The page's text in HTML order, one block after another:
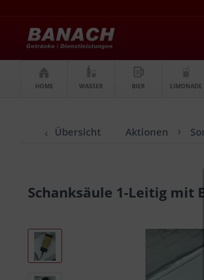
HOME WASSER BIER LIMONADE
Übersicht Aktionen
Schanksäule 1-Leitig mit